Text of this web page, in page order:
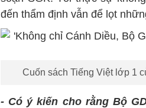
đến thẩm định vẫn để lọt
Cuốn sách Tiếng Việt lớp 1
- Có ý kiến cho rằng Bộ